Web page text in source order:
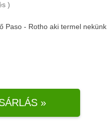
)
Paso - Rotho aki termel nekünk
»